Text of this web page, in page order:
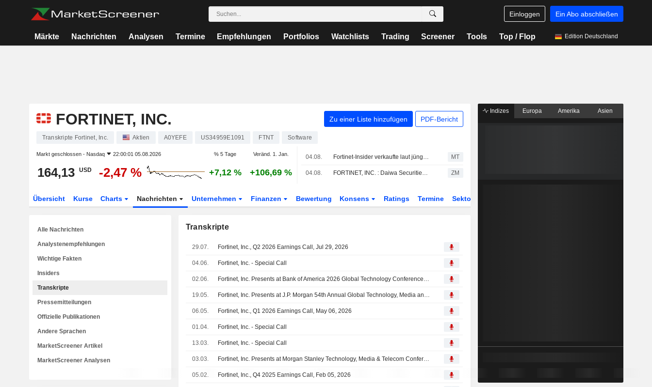
Einloggen Ein Abo abschließen
Märkte Nachrichten Analysen Termine Empfehlungen Portfolios Watchlists Trading Screener Tools Top / Flop Edition Deutschland
FORTINET, INC. Zu einer Liste hinzufügen PDF-Bericht
Transkripte Fortinet, Inc. Aktien A0YEFE US34959E1091 FTNT Software
Markt geschlossen - Nasdaq 22:00:01 05.08.2026 % 5 Tage Veränd. 1. Jan.
164,13 USD -2,47 % +7,12 % +106,69 %
04.08. Fortinet-Insider verkaufte laut jüngster SEC-Meldung Aktien im Wert von 26.266.878 USD MT
04.08. FORTINET, INC. : Daiwa Securities gibt eine neutrale Bewertung ab ZM
Übersicht Kurse Charts Nachrichten Unternehmen Finanzen Bewertung Konsens Ratings Termine Sektor
Transkripte
29.07. Fortinet, Inc., Q2 2026 Earnings Call, Jul 29, 2026
04.06. Fortinet, Inc. - Special Call
02.06. Fortinet, Inc. Presents at Bank of America 2026 Global Technology Conference, Jun-02-2026 10:40 AM
19.05. Fortinet, Inc. Presents at J.P. Morgan 54th Annual Global Technology, Media and Communications Conference, May-19-2026 04:15 PM
06.05. Fortinet, Inc., Q1 2026 Earnings Call, May 06, 2026
01.04. Fortinet, Inc. - Special Call
13.03. Fortinet, Inc. - Special Call
03.03. Fortinet, Inc. Presents at Morgan Stanley Technology, Media & Telecom Conference 2026, Mar-03-2026 10:45 AM
05.02. Fortinet, Inc., Q4 2025 Earnings Call, Feb 05, 2026
Alle Nachrichten
Analystenempfehlungen
Wichtige Fakten
Insiders
Transkripte
Pressemitteilungen
Offizielle Publikationen
Andere Sprachen
MarketScreener Artikel
MarketScreener Analysen
Indizes Europa Amerika Asien